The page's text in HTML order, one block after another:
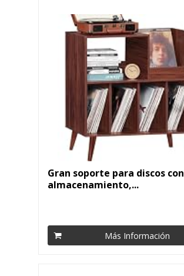
Gran soporte para discos con
almacenamiento,...
Más Información